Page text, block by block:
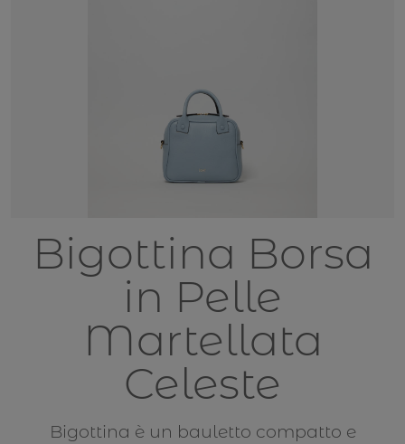
Bigottina Borsa
in Pelle
Martellata
Celeste
Bigottina è un bauletto compatto e